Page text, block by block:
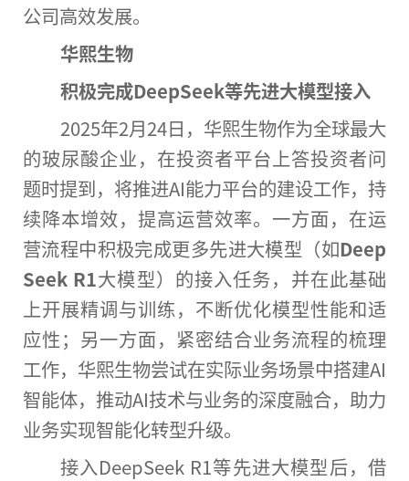
公司高效发展。
华熙生物
积极完成DeepSeek等先进大模型接入
2025年2月24日，华熙生物作为全球最大
的玻尿酸企业，在投资者平台上答投资者问
题时提到，将推进AI能力平台的建设工作，持
续降本增效，提高运营效率。一方面，在运
营流程中积极完成更多先进大模型（如Deep
Seek R1大模型）的接入任务，并在此基础
上开展精调与训练，不断优化模型性能和适
应性；另一方面，紧密结合业务流程的梳理
工作，华熙生物尝试在实际业务场景中搭建AI
智能体，推动AI技术与业务的深度融合，助力
业务实现智能化转型升级。
接入DeepSeek R1等先进大模型后，借